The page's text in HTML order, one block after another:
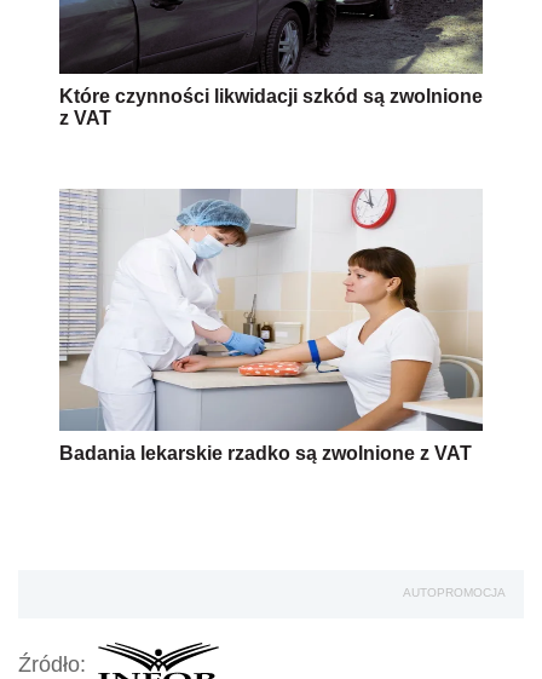
Które czynności likwidacji szkód są zwolnione
z VAT
Badania lekarskie rzadko są zwolnione z VAT
AUTOPROMOCJA
Źródło: